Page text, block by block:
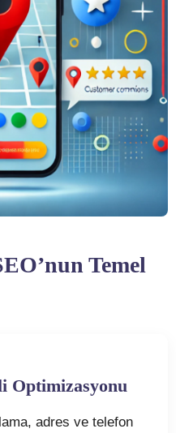
Temel
Optimizasyonu
adres ve telefon